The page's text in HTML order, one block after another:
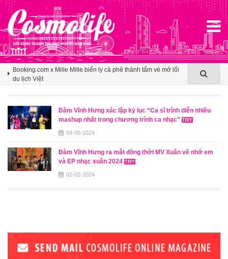
Agoda ghi nhận Việt Nam bứt phá trên bản đồ du lịch mùa hè
châu Á nhờ sức hút ngày càng lan rộng
Booking.com x Mille Mille biến ly cà phê thành tấm vé mở lối
du lịch Việt
Klook hé lộ khoảng trống cảm ơn trong văn hóa du lịch nhóm
của người Việt
Agoda ghi nhận Việt Nam bứt phá trên bản đồ du lịch mùa hè
châu Á nhờ sức hút ngày càng lan rộng
Booking.com x Mille Mille biến ly cà phê thành tấm vé mở lối
du lịch Việt
Đàm Vĩnh Hưng xác lập kỷ lục “Ca sĩ trình diễn nhiều
mashup nhất trong chương trình ca nhạc”
04-05-2024
Đàm Vĩnh Hưng ra mắt đồng thời MV Xuân về nhớ em
và EP nhạc xuân 2024
02-02-2024